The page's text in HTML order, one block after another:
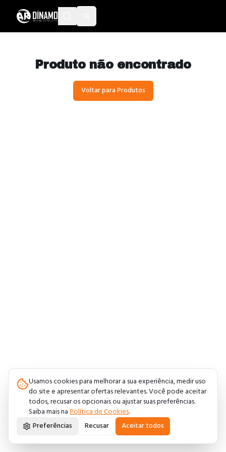
Produto não encontrado
Voltar para Produtos
Usamos cookies para melhorar a sua experiência, medir uso
do site e apresentar ofertas relevantes. Você pode aceitar
todos, recusar os opcionais ou ajustar suas preferências.
Saiba mais naPolítica de Cookies.
Preferências
Recusar Aceitar todos